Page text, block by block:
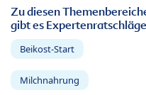
Zu diesen
gibt es Expertenratschläge
Beikost-Start
Milchnahrung